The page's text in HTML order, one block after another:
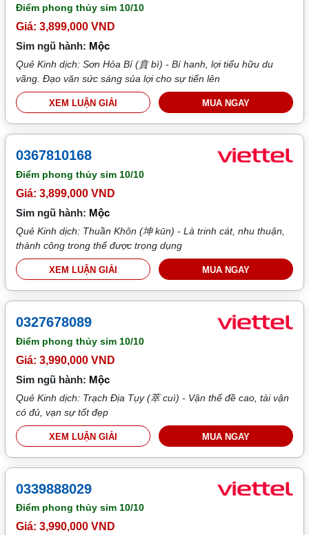
Điểm phong thủy sim10/10
Giá: 3,899,000 VND
Sim ngũ hành: Mộc
Quẻ Kinh dịch: Sơn Hỏa Bí (賁 bì) - Bí hanh, lợi tiểu hữu du
vãng. Đạo văn sức sáng sủa lợi cho sự tiến lên
XEM LUẬN GIẢI MUA NGAY
0367810168
Điểm phong thủy sim 10/10
Giá: 3,899,000 VND
Sim ngũ hành: Mộc
Quẻ Kinh dịch: Thuần Khôn (坤 kūn) - Là trinh cát, nhu thuận,
thành công trong thế được trọng dụng
XEM LUẬN GIẢI MUA NGAY
0327678089
Điểm phong thủy sim 10/10
Giá: 3,990,000 VND
Sim ngũ hành: Mộc
Quẻ Kinh dịch: Trạch Địa Tụy (萃 cuì) - Vận thế đề cao, tài vận
có đủ, vạn sự tốt đẹp
XEM LUẬN GIẢI MUA NGAY
0339888029
Điểm phong thủy sim10/10
Giá: 3,990,000 VND